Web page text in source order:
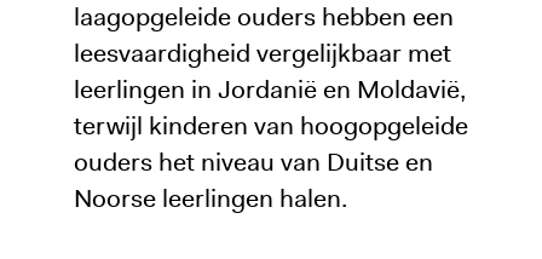
laagopgeleide ouders hebben een
leesvaardigheid vergelijkbaar met
leerlingen in Jordanië en Moldavië,
terwijl kinderen van hoogopgeleide
ouders het niveau van Duitse en
Noorse leerlingen halen.